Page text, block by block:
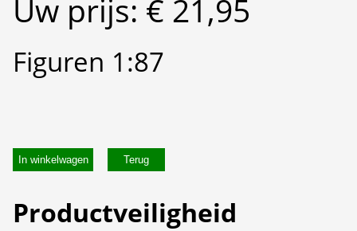
Uw prijs: € 21,95
Figuren 1:87
In winkelwagen
Productveiligheid